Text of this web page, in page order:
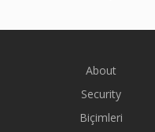
About
Security
Biçimleri